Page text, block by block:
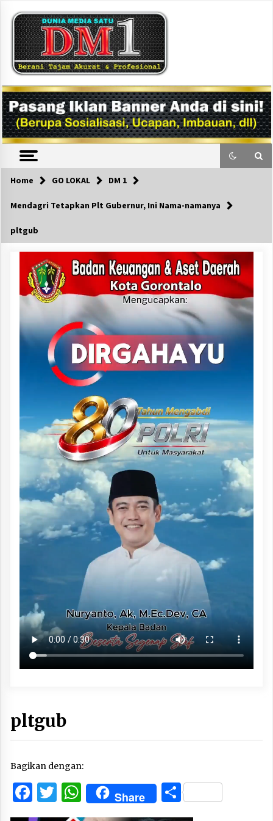
content
DM1
Home GO LOKAL DM 1
Mendagri Tetapkan Plt Gubernur, Ini Nama-namanya
pltgub
pltgub
Bagikan dengan:
Facebook
Twitter
WhatsApp
Share Share